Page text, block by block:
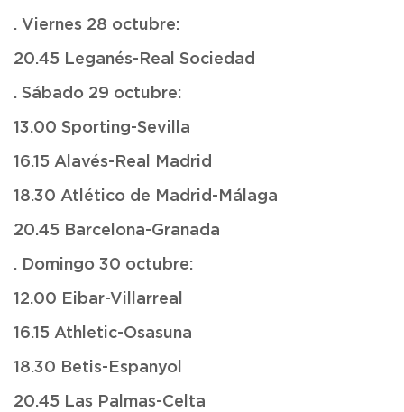
. Viernes 28 octubre:
20.45 Leganés-Real Sociedad
. Sábado 29 octubre:
13.00 Sporting-Sevilla
16.15 Alavés-Real Madrid
18.30 Atlético de Madrid-Málaga
20.45 Barcelona-Granada
. Domingo 30 octubre:
12.00 Eibar-Villarreal
16.15 Athletic-Osasuna
18.30 Betis-Espanyol
20.45 Las Palmas-Celta